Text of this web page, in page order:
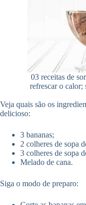
03 receitas de
refrescar o calor;
Veja quais são os
delicioso:
3 bananas;
2 colheres de sopa
3 colheres de sopa
Melado de cana.
Siga o modo de preparo: